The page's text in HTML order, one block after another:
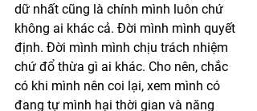
dữ nhất cũng là chính mình luôn chứ
không ai khác cả. Đời mình mình quyết
định. Đời mình mình chịu trách nhiệm
chứ đổ thừa gì ai khác. Cho nên, chắc
có khi mình nên coi lại, xem mình có
đang tự mình hại thời gian và năng